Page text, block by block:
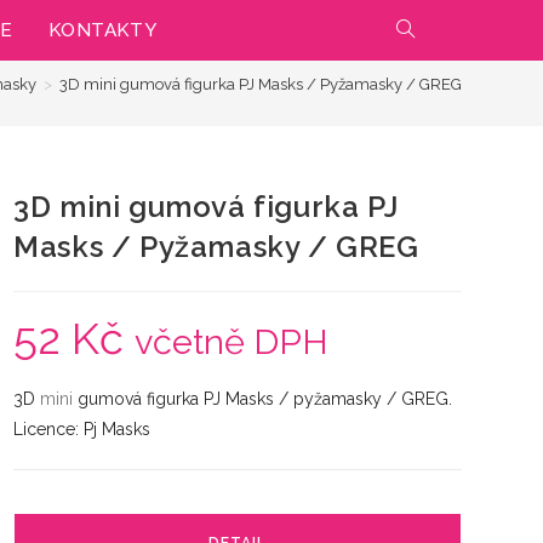
KONTAKTY PŘEPNOUT
VYHLEDÁVÁNÍ
WEBU
> 3D mini gumová figurka PJ Masks / Pyžamasky / GREG
3D mini gumová figurka PJ
Masks / Pyžamasky / GREG
52 Kč včetně DPH
3D mini gumová figurka PJ Masks / pyžamasky / GREG.
Licence: Pj Masks